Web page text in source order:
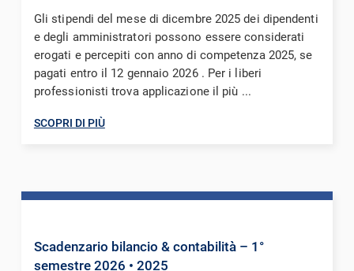
Gli stipendi del mese di dicembre 2025 dei dipendenti
e degli amministratori possono essere considerati
erogati e percepiti con anno di competenza 2025, se
pagati entro il 12 gennaio 2026 . Per i liberi
professionisti trova applicazione il più ...
SCOPRI DI PIÙ
Scadenzario bilancio & contabilità – 1°
semestre 2026 • 2025